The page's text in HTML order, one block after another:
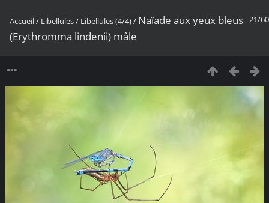
21/60
Accueil/ Libellules/ Libellules (4/4)/ Naïade aux yeux bleus
(Erythromma lindenii) mâle